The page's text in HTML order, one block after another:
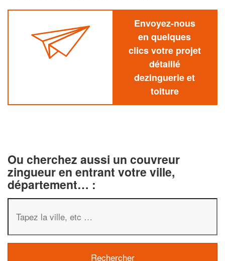
Envoyez-nous
en quelques
clics votre projet
détaillé
dezinguerie et
toiture
Ou cherchez aussi un couvreur
zingueur en entrant votre ville,
département… :